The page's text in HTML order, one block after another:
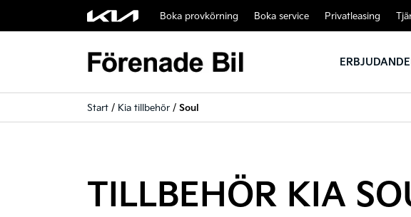
Boka provkörning Boka service Privatleasing
Start / Kia tillbehör / Soul
TILLBEHÖR KIA